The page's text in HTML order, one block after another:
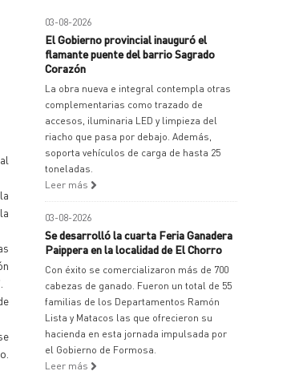
03-08-2026
El Gobierno provincial inauguró el
flamante puente del barrio Sagrado
Corazón
La obra nueva e integral contempla otras
complementarias como trazado de
accesos, iluminaria LED y limpieza del
riacho que pasa por debajo. Además,
soporta vehículos de carga de hasta 25
toneladas.
Leer más
03-08-2026
Se desarrolló la cuarta Feria Ganadera
Paippera en la localidad de El Chorro
Con éxito se comercializaron más de 700
cabezas de ganado. Fueron un total de 55
familias de los Departamentos Ramón
Lista y Matacos las que ofrecieron su
hacienda en esta jornada impulsada por
el Gobierno de Formosa.
Leer más